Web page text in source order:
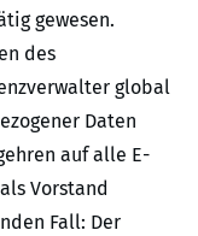
gewesen.
des
global
Daten
auf alle E-
Vorstand
Fall: Der